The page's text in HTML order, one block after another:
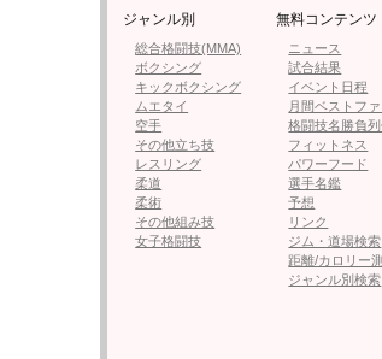
8・9回JFKO全日本大会軽
であと一歩届かず、今大会
アザだらけの太ももは、そ
どんな進化を見せるか。
次のページは【フォト
ジャンル別
総合格闘技(MMA)
ボクシング
キックボクシング
ムエタイ
空手
その他立ち技
レスリング
柔道
柔術
その他組み技
女子格闘技
無料コンテンツ
ニュース
試合結果
イベント日程
月間ベストフ
格闘技名勝負
フィットネス
パワーフード
選手名鑑
予想
リンク
ジム・道場検索
距離/カロリー
ジャンル別検索